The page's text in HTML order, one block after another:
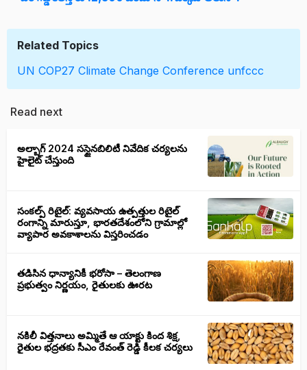
Related Topics
UN COP27 Climate Change Conference unfccc
Read next
అల్బాగ్ 2024 సస్టైనబిలిటీ నివేదిక చర్యలను
హైలైట్ చేస్తుంది
సంకల్ప్ రిటైల్: వ్యవసాయ ఉత్పత్తుల రిటైల్
రంగాన్ని మారుస్తూ, భారతదేశంలోని గ్రామాల్లో
వ్యాపార అవకాశాలను విస్తరించడం
తడిసిన ధాన్యానికీ భరోసా – తెలంగాణ
ప్రభుత్వం నిర్ణయం, రైతులకు ఊరట
నకిలీ విత్తనాలు అమ్మితే ఆ యాక్టు కింద శిక్ష,
రైతుల భద్రతకు సీఎం రేవంత్ రెడ్డి కీలక చర్యలు